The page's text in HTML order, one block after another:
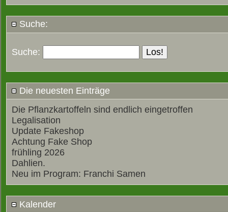
Suche:
Suche:
Die neuesten Einträge
Die Pflanzkartoffeln sind endlich eingetroffen
Legalisation
Update Fakeshop
Achtung Fake Shop
frühling 2026
Dahlien.
Neu im Program: Franchi Samen
Kalender